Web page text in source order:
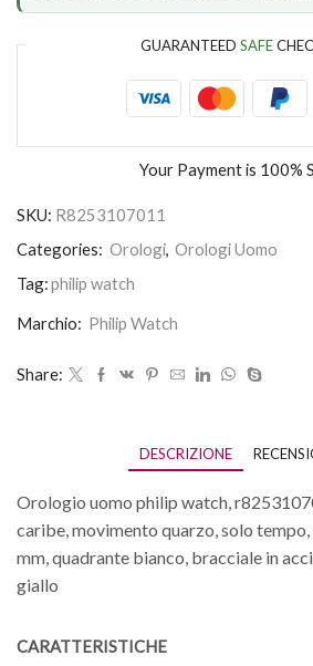
GUARANTEED SAFE
Your Payment is 100%
SKU: R8253107011
Categories: Orologi, Orologi Uomo
Tag:philip watch
Marchio: Philip Watch
Share:
DESCRIZIONE
Orologio uomo philip watch,
caribe, movimento quarzo, solo tempo,
mm, quadrante bianco, bracciale in
giallo
CARATTERISTICHE